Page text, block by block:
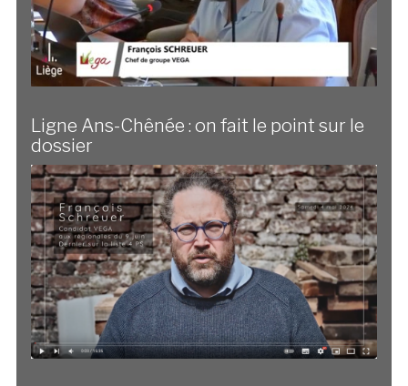
Ligne Ans-Chênée : on fait le point sur le
dossier